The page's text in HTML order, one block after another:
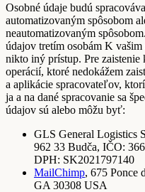
Osobné údaje budú
automatizovaným spôsobom
neautomatizovaným
údajov tretím osobám K
nikto iný prístup. Pre
operácií, ktoré nedokážem
a aplikácie spracovateľov,
ja a na dané spracovanie sa
údajov sú alebo môžu byť:
GLS General Logistics
962 33 Budča, IČO:
DPH: SK2021797140
MailChimp, 675 Ponce
GA 30308 USA